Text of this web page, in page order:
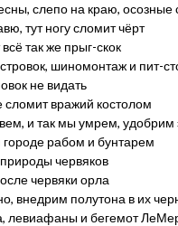
слепо на краю, осозные
тут ногу сломит чёрт
так же прыг-скок
шиномонтаж и пит-
не видать
сломит вражий костолом
и так мы умрем, удобрим
рабом и бунтарем
червяков
червяки орла
внедрим полутона в их
левиафаны и бегемот